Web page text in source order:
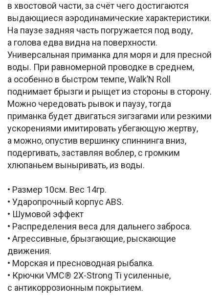
в хвостовой части, за счёт чего достигаются
выдающиеся аэродинамические характеристики.
На паузе задняя часть погружается под воду,
а голова едва видна на поверхности.
Универсальная приманка для моря и для пресной
воды. При равномерной проводке в среднем,
а особенно в быстром темпе, Walk’N Roll
поднимает брызги и рыщет из стороны в сторону.
Можно чередовать рывок и паузу, тогда
приманка будет двигаться зигзагами или резкими
ускорениями имитировать убегающую жертву,
а можно, опустив вершинку спиннинга вниз,
подергивать, заставляя воблер, с громким
хлюпаньем выныривать, из воды.
• Размер 10см. Вес 14гр.
• Ударопрочный корпус ABS.
• Шумовой эффект
• Распределения веса для дальнего заброса.
• Агрессивные, брызгающие, рыскающие
движения.
• Морская и пресноводная рыбалка.
• Крючки VMC® 2X-Strong Ti усиленные,
с антикоррозионным покрытием.